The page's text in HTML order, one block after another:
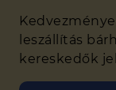
leszállítás
kereskedők